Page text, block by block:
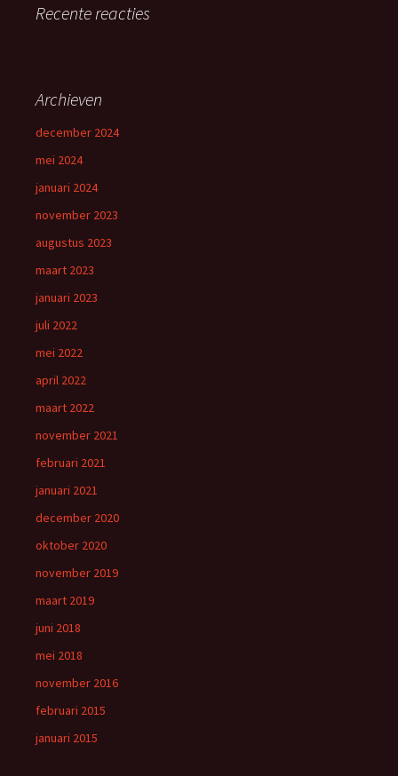
Recente reacties
Archieven
december 2024
mei 2024
januari 2024
november 2023
augustus 2023
maart 2023
januari 2023
juli 2022
mei 2022
april 2022
maart 2022
november 2021
februari 2021
januari 2021
december 2020
oktober 2020
november 2019
maart 2019
juni 2018
mei 2018
november 2016
februari 2015
januari 2015